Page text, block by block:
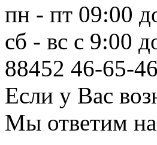
пн - пт 09:00
сб - вс с 9:00
88452 46-65-46
Если у Вас
Мы ответим